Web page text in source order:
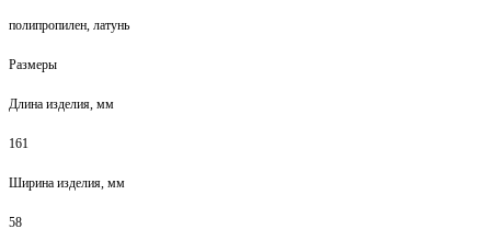
полипропилен, латунь
Размеры
Длина изделия, мм
161
Ширина изделия, мм
58